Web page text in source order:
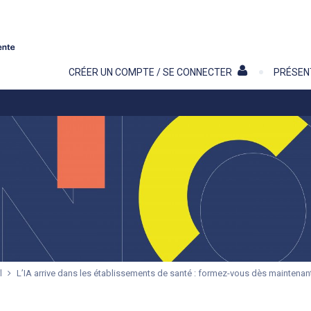
CRÉER UN COMPTE / SE CONNECTER
L’IA arrive dans les établissements de santé : formez-vous dès